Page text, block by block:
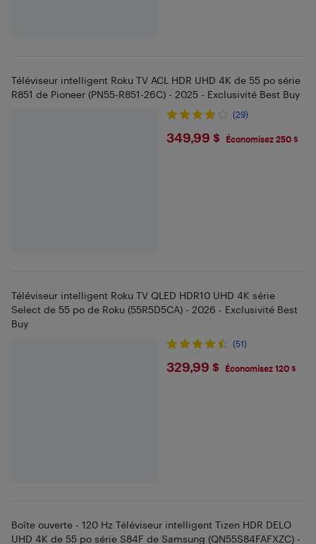
Téléviseur intelligent Roku TV ACL HDR UHD 4K de 55 po série
R851 de Pioneer (PN55-R851-26C) - 2025 - Exclusivité Best Buy
(29)
$349.99
349,99 $ Économisez 250 $
Téléviseur intelligent Roku TV QLED HDR10 UHD 4K série
Select de 55 po de Roku (55R5D5CA) - 2026 - Exclusivité Best
Buy
(51)
$329.99
329,99 $ Économisez 120 $
Boîte ouverte - 120 Hz Téléviseur intelligent Tizen HDR DELO
UHD 4K de 55 po série S84F de Samsung (QN55S84FAFXZC) -